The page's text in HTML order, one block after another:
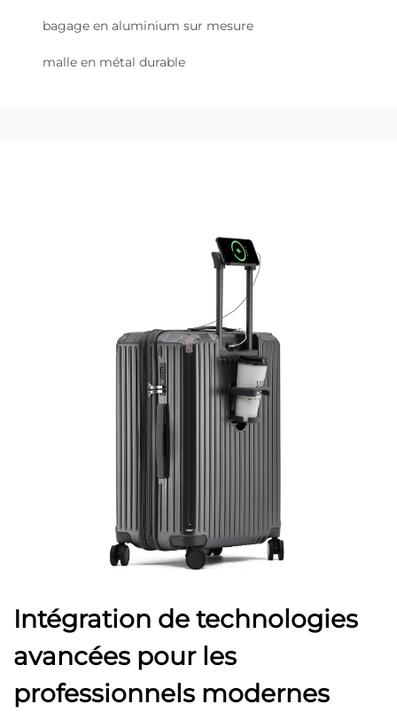
bagage en aluminium sur mesure
malle en métal durable
Intégration de technologies
avancées pour les
professionnels modernes